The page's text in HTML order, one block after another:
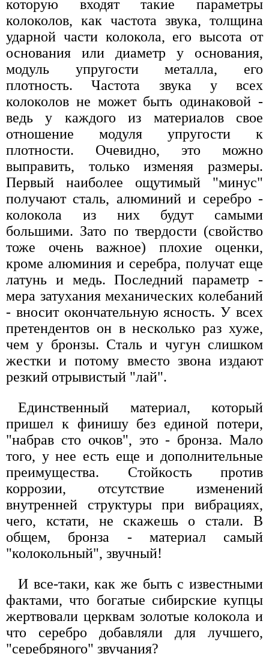
которую входят такие параметры
колоколов, как частота звука, толщина
ударной части колокола, его высота от
основания или диаметр у основания,
модуль упругости металла, его
плотность. Частота звука у всех
колоколов не может быть одинаковой -
ведь у каждого из материалов свое
отношение модуля упругости к
плотности. Очевидно, это можно
выправить, только изменяя размеры.
Первый наиболее ощутимый "минус"
получают сталь, алюминий и серебро -
колокола из них будут самыми
большими. Зато по твердости (свойство
тоже очень важное) плохие оценки,
кроме алюминия и серебра, получат еще
латунь и медь. Последний параметр -
мера затухания механических колебаний
- вносит окончательную ясность. У всех
претендентов он в несколько раз хуже,
чем у бронзы. Сталь и чугун слишком
жестки и потому вместо звона издают
резкий отрывистый "лай".
Единственный материал, который
пришел к финишу без единой потери,
"набрав сто очков", это - бронза. Мало
того, у нее есть еще и дополнительные
преимущества. Стойкость против
коррозии, отсутствие изменений
внутренней структуры при вибрациях,
чего, кстати, не скажешь о стали. В
общем, бронза - материал самый
"колокольный", звучный!
И все-таки, как же быть с известными
фактами, что богатые сибирские купцы
жертвовали церквам золотые колокола и
что серебро добавляли для лучшего,
"серебряного" звучания?